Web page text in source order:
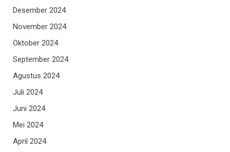
Desember 2024
November 2024
Oktober 2024
September 2024
Agustus 2024
Juli 2024
Juni 2024
Mei 2024
April 2024